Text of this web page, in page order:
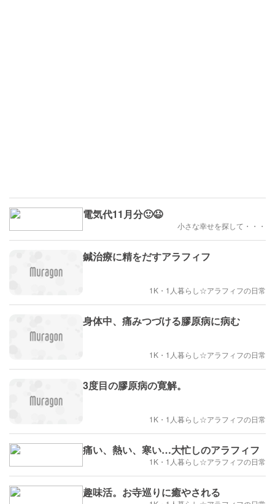
電気代11月分🙂😆
小さな幸せを探して・・・
鍼治療に精をだすアラフィフ
1K・1人暮らし☆アラフィフの日常
身体中、痛みつづける膠原病に病む
1K・1人暮らし☆アラフィフの日常
3度目の膠原病の寛解。
1K・1人暮らし☆アラフィフの日常
痛い、熱い、寒い…大忙しのアラフィフ
1K・1人暮らし☆アラフィフの日常
趣味活。お寺巡りに癒やされる